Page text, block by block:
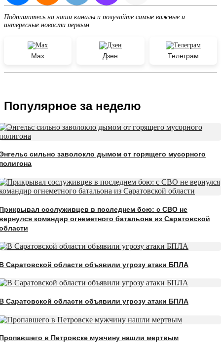
Подпишитесь на наши каналы и получайте самые важные и
интересные новости первым
Max Дзен Телеграм
Популярное за неделю
сильно заволокло дымом от горящего мусорного
сослуживцев в последнем бою: с СВО не
командир огнеметного батальона из Саратовской
Саратовской области объявили угрозу атаки БПЛА
Саратовской области объявили угрозу атаки БПЛА
в Петровске мужчину нашли мертвым